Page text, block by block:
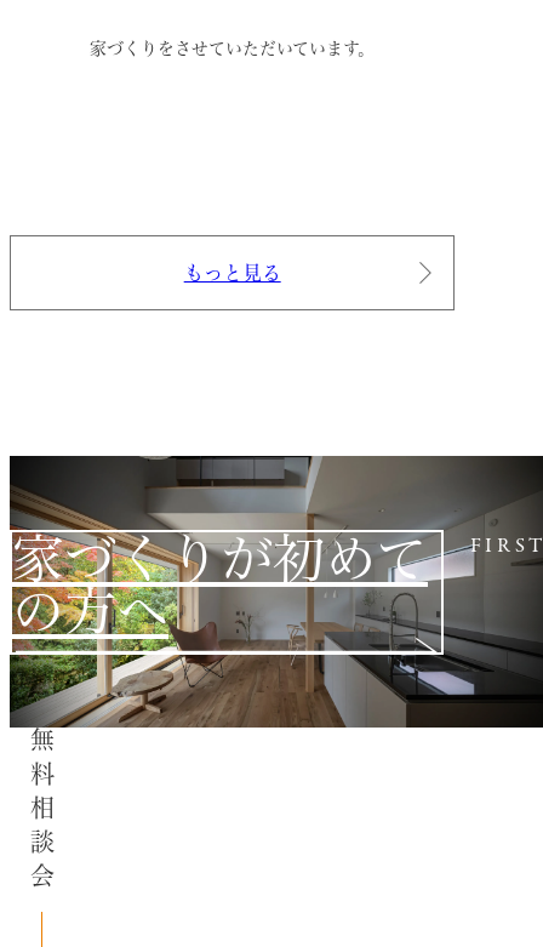
家づくりをさせていただいています。
もっと見る
家づくりが初めて
の方へ
無料相談会